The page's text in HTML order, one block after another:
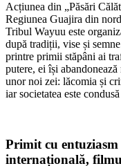
Acțiunea din „Păsări
Regiunea Guajira din
Tribul Wayuu este
după tradiții, vise și
printre primii stăpâni ai
putere, ei își
unor noi zei: lăcomia și
iar societatea este
Primit cu entuziasm
internațională,